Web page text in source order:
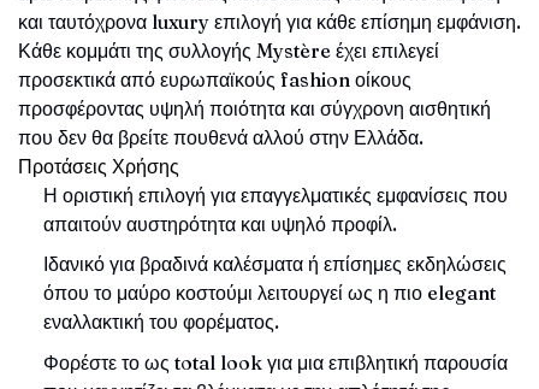
και ταυτόχρονα luxury επιλογή για κάθε επίσημη εμφάνιση.
Κάθε κομμάτι της συλλογής Mystère έχει επιλεγεί
προσεκτικά από ευρωπαϊκούς fashion οίκους
προσφέροντας υψηλή ποιότητα και σύγχρονη αισθητική
που δεν θα βρείτε πουθενά αλλού στην Ελλάδα.
Προτάσεις Χρήσης
Η οριστική επιλογή για επαγγελματικές εμφανίσεις που
απαιτούν αυστηρότητα και υψηλό προφίλ.
Ιδανικό για βραδινά καλέσματα ή επίσημες εκδηλώσεις
όπου το μαύρο κοστούμι λειτουργεί ως η πιο elegant
εναλλακτική του φορέματος.
Φορέστε το ως total look για μια επιβλητική παρουσία